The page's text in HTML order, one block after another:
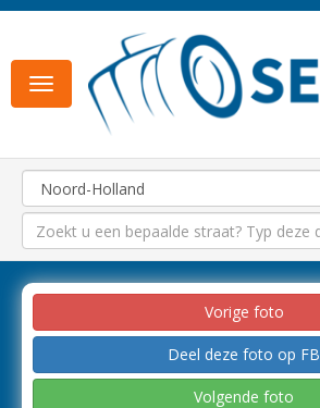
Toggle
navigation
Vorige foto
Deel deze foto op FB
Volgende foto